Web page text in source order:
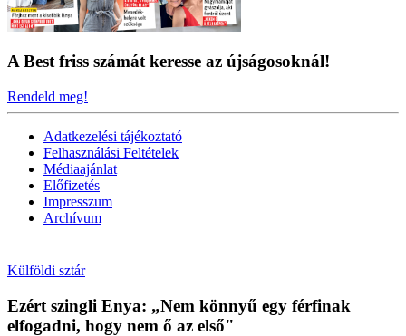
A Best friss számát keresse az újságosoknál!
Rendeld meg!
Adatkezelési tájékoztató
Felhasználási Feltételek
Médiaajánlat
Előfizetés
Impresszum
Archívum
Külföldi sztár
Ezért szingli Enya: „Nem könnyű egy férfinak
elfogadni, hogy nem ő az első"